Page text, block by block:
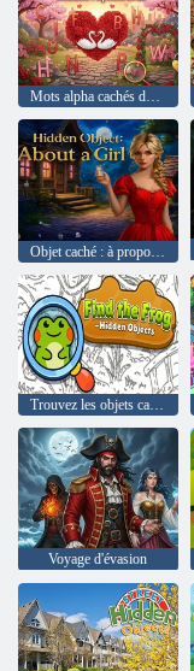
Mots alpha cachés de la Saint-Valentin
Trouvez les objets cachés de la grenouille
Voyage d'évasion